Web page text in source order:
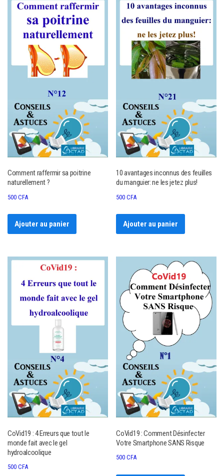
Comment raffermir sa poitrine
naturellement ?
500 CFA
Ajouter au panier
10 avantages inconnus des feuilles
du manguier: ne les jetez plus!
500CFA
Ajouter au panier
CoVid19 : 4 Erreurs que tout le
monde fait avec le gel
hydroalcoolique
500 CFA
CoVid19 : Comment Désinfecter
Votre Smartphone SANS Risque
500CFA